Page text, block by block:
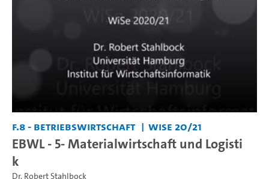
F.8 - Betriebswirtschaft WiSe 20/21
EBWL - 5- Materialwirtschaft und Logisti
k
Dr. Robert Stahlbock